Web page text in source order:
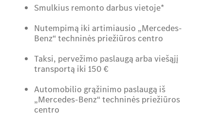
Smulkius remonto darbus vietoje*
Nutempimą iki artimiausio „Mercedes-
Benz“ techninės priežiūros centro
Taksi, pervežimo paslaugą arba viešąjį
transportą iki 150 €
Automobilio grąžinimo paslaugą iš
„Mercedes-Benz“ techninės priežiūros
centro